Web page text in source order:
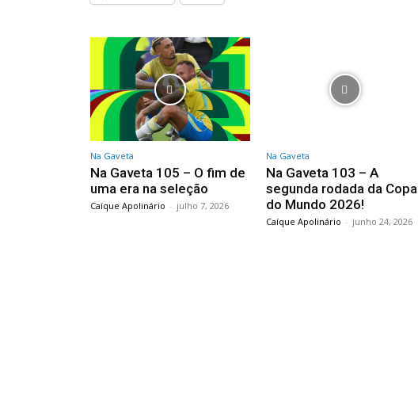
Na Gaveta
Na Gaveta 105 – O fim de
uma era na seleção
Caíque Apolinário - julho 7, 2026
Na Gaveta
Na Gaveta 103 – A
segunda rodada da Copa
do Mundo 2026!
Caíque Apolinário - junho 24, 2026